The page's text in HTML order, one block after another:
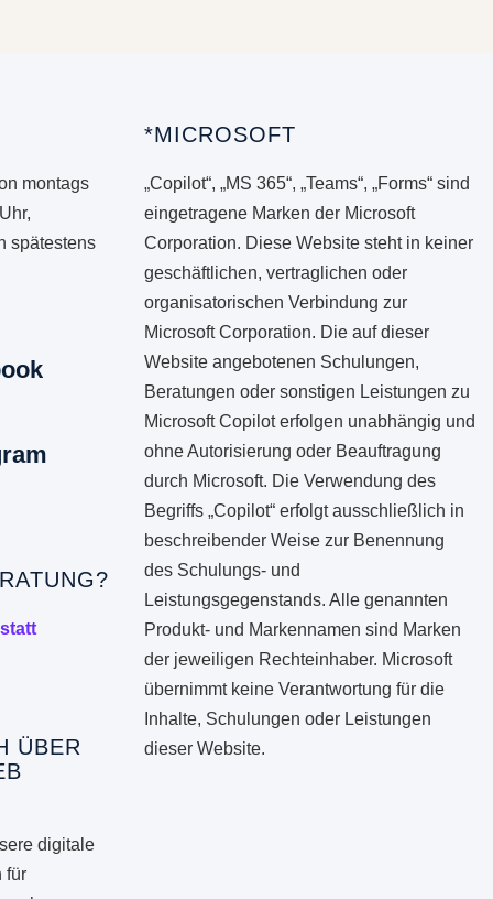
montags
spätestens
ÜBER
digitale
für
*MICROSOFT
„Copilot“, „MS 365“, „Teams“, „Forms“ sind
eingetragene Marken der Microsoft
Corporation. Diese Website steht in keiner
geschäftlichen, vertraglichen oder
organisatorischen Verbindung zur
Microsoft Corporation. Die auf dieser
Website angebotenen Schulungen,
Beratungen oder sonstigen Leistungen zu
Microsoft Copilot erfolgen unabhängig und
ohne Autorisierung oder Beauftragung
durch Microsoft. Die Verwendung des
Begriffs „Copilot“ erfolgt ausschließlich in
beschreibender Weise zur Benennung
des Schulungs- und
Leistungsgegenstands. Alle genannten
Produkt- und Markennamen sind Marken
der jeweiligen Rechteinhaber. Microsoft
übernimmt keine Verantwortung für die
Inhalte, Schulungen oder Leistungen
dieser Website.